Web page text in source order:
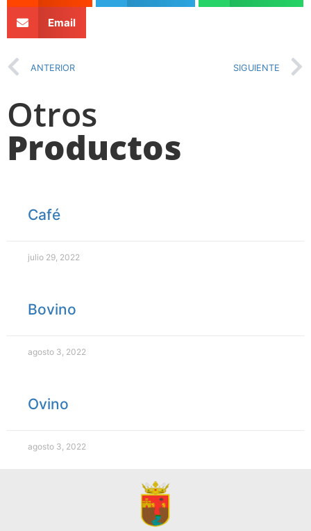
Email
ANTERIOR SIGUIENTE
Otros
Productos
Café
julio 29, 2022
Bovino
agosto 3, 2022
Ovino
agosto 3, 2022